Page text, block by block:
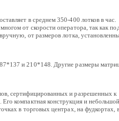
в среднем 350-400 лотков в час.
от скорости оператора, так как
от размеров лотка,
и 210*148. Другие размеры
сертифицированных и разрешенных к
компактная конструкция и
в торговых центрах, на фудкортах,